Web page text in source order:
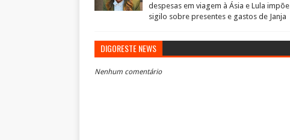
despesas em viagem à Ásia e Lula impõe
sigilo sobre presentes e gastos de Janja
DIGORESTE NEWS
Nenhum comentário